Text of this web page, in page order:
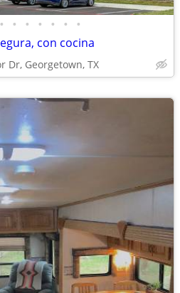
• • • • • • •
con cocina
Dr, Georgetown, TX